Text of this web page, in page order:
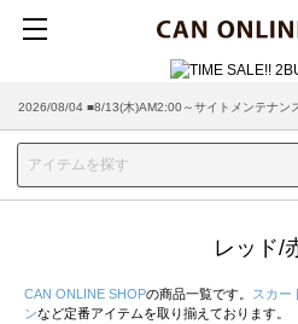
2026/07/29 ■【お知らせ】ヤマト運輸の配送遅延
レッド/
CAN ONLINE SHOPの商品一覧です。 スカー
ンなど定番アイテムを取り揃えております。